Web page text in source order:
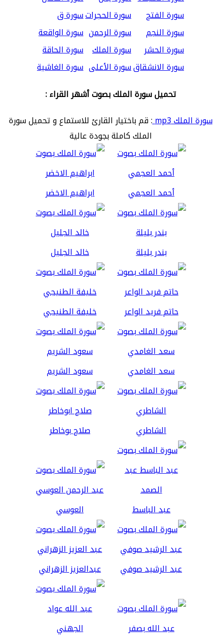
سورة الفتح
سورة الحجراتسورة ق
سورة النجم
سورة الرحمن سورة الواقعة
سورة الحشر
سورة الملك سورة الحاقة
سورة الانشقاقسورة الأعلى سورة الغاشية
تحميل سورة الملك بصوت أشهر القراء :
سورة الملك mp3
: قم باختيار القارئ للاستماع و تحميل سورة
الملك كاملة بجودة عالية
أحمد العجمي ابراهيم الاخضر
بندر بليلة خالد الجليل
حاتم فريد الواعر خليفة الطنيجي
سعد الغامدي سعود الشريم
الشاطري صلاح بوخاطر
عبد الباسط العوسي
عبد الرشيد صوفي عبدالعزيز الزهراني